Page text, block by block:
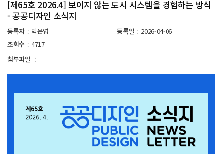
[제65호 2026.4] 보이지 않는 도시 시스템을 경험하는 방식
- 공공디자인 소식지
등록자 : 박은영 등록일 : 2026-04-06
조회수 : 4717
첨부파일 :